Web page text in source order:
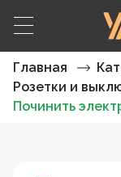
Главная
Розетки и
Починить